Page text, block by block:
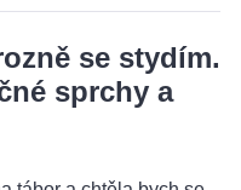
se stydím.
sprchy a